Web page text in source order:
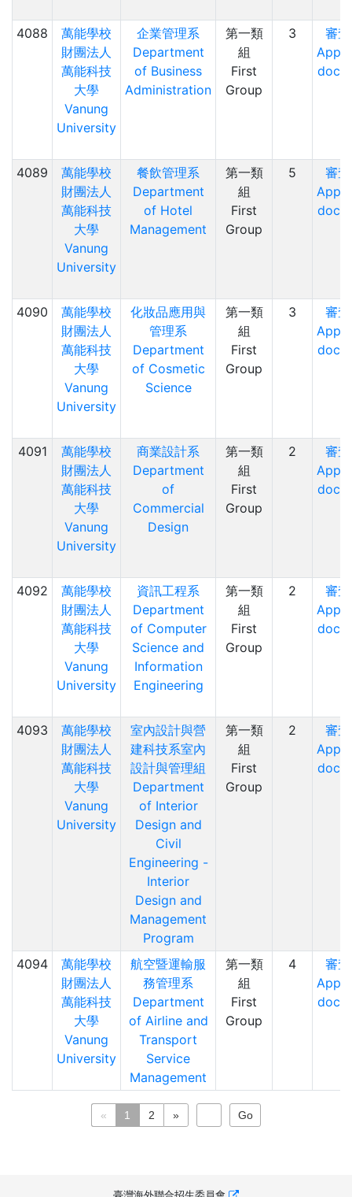
4088
萬能學校
財團法人
萬能科技
大學
Vanung
University
企業管理系
Department
of Business
Administration
第一類
組
First
Group
3
審
4089
萬能學校
財團法人
萬能科技
大學
Vanung
University
餐飲管理系
Department
of Hotel
Management
第一類
組
First
Group
5
審
4090
萬能學校
財團法人
萬能科技
大學
Vanung
University
化妝品應用與
管理系
Department
of Cosmetic
Science
第一類
組
First
Group
3
審
4091
萬能學校
財團法人
萬能科技
大學
Vanung
University
商業設計系
Department
of
Commercial
Design
第一類
組
First
Group
2
審
4092
萬能學校
財團法人
萬能科技
大學
Vanung
University
資訊工程系
Department
of Computer
Science and
Information
Engineering
第一類
組
First
Group
2
審
4093
萬能學校
財團法人
萬能科技
大學
Vanung
University
室內設計與營
建科技系室內
設計與管理組
Department
of Interior
Design and
Civil
Engineering -
Interior
Design and
Management
Program
第一類
組
First
Group
2
審
4094
萬能學校
財團法人
萬能科技
大學
Vanung
University
航空暨運輸服
務管理系
Department
of Airline and
Transport
Service
Management
第一類
組
First
Group
4
審
« 1 2 »